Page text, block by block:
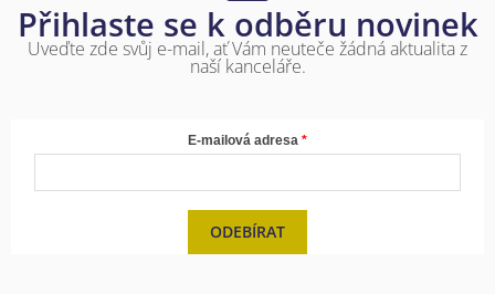
Přihlaste se k odběru novinek
Uveďte zde svůj e-mail, ať Vám neuteče žádná aktualita z
naší kanceláře.
E-mailová adresa
ODEBÍRAT